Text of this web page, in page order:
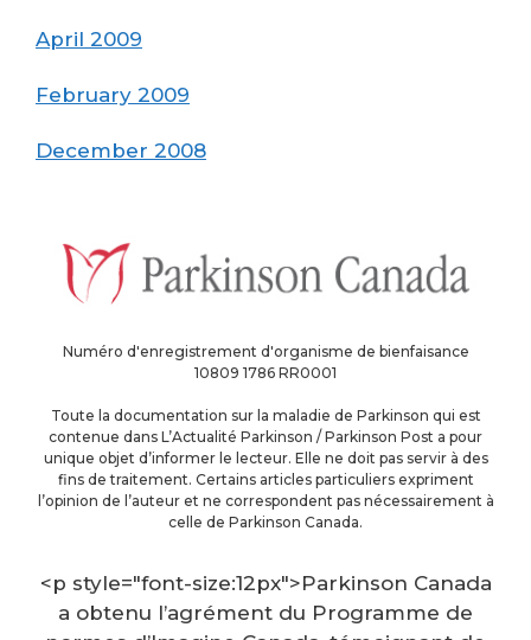
April 2009
February 2009
December 2008
Numéro d'enregistrement d'organisme de bienfaisance
10809 1786 RR0001
Toute la documentation sur la maladie de Parkinson qui est
contenue dans L’Actualité Parkinson / Parkinson Post a pour
unique objet d’informer le lecteur. Elle ne doit pas servir à des
fins de traitement. Certains articles particuliers expriment
l’opinion de l’auteur et ne correspondent pas nécessairement à
celle de Parkinson Canada.
<p style="font-size:12px">Parkinson Canada
a obtenu l’agrément du Programme de